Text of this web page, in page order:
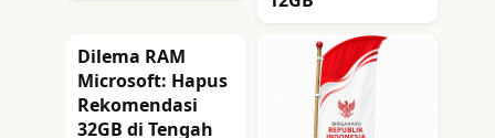
Dilema RAM
Microsoft: Hapus
Rekomendasi
32GB di Tengah